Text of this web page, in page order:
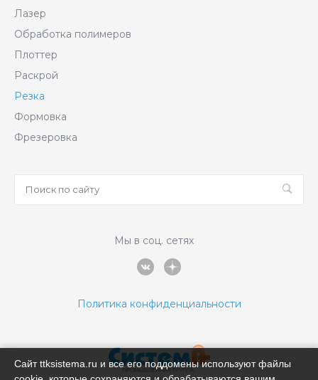
Лазер
Обработка полимеров
Плоттер
Раскрой
Резка
Формовка
Фрезеровка
Мы в соц. сетях
Политика конфиденциальности
Сайт ttksistema.ru и все его поддомены используют файлы